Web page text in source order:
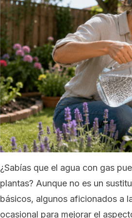
¿Sabías que el agua con gas
plantas? Aunque no es un
básicos, algunos aficionados a
ocasional para mejorar el